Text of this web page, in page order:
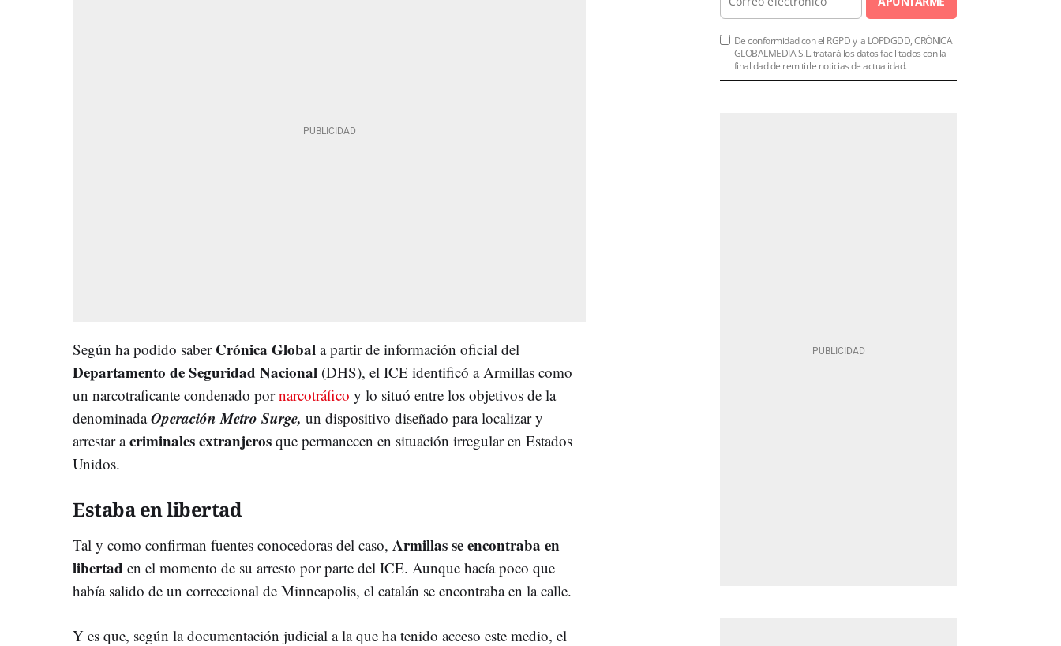
Según ha podido saberCrónica Global a partir de información oficial del
Departamento de Seguridad Nacional (DHS), el ICE identificó a Armillas como
un narcotraficante condenado pornarcotráfico y lo situó entre los objetivos de la
denominadaOperación Metro Surge, un dispositivo diseñado para localizar y
arrestar acriminales extranjeros que permanecen en situación irregular en Estados
Unidos.
Estaba en libertad
Tal y como confirman fuentes conocedoras del caso, Armillas se encontraba en
libertad en el momento de su arresto por parte del ICE. Aunque hacía poco que
había salido de un correccional de Minneapolis, el catalán se encontraba en la calle.
Y es que, según la documentación judicial a la que ha tenido acceso este medio, el
De conformidad con el RGPD y la LOPDGDD, CRÓNICA
GLOBALMEDIA S.L. tratará los datos facilitados con la
finalidad de remitirle noticias de actualidad.